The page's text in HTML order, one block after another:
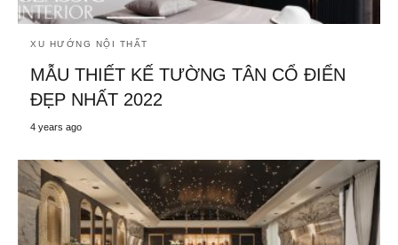
XU HƯỚNG NỘI THẤT
MẪU THIẾT KẾ TƯỜNG TÂN CỔ ĐIỂN
ĐẸP NHẤT 2022
4 years ago